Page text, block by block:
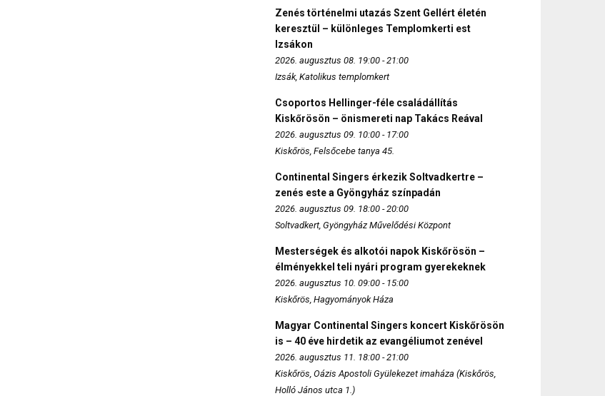
Zenés történelmi utazás Szent Gellért életén
keresztül – különleges Templomkerti est
Izsákon
2026. augusztus 08. 19:00 - 21:00
Izsák, Katolikus templomkert
Csoportos Hellinger-féle családállítás
Kiskőrösön – önismereti nap Takács Reával
2026. augusztus 09. 10:00 - 17:00
Kiskőrös, Felsőcebe tanya 45.
Continental Singers érkezik Soltvadkertre –
zenés este a Gyöngyház színpadán
2026. augusztus 09. 18:00 - 20:00
Soltvadkert, Gyöngyház Művelődési Központ
Mesterségek és alkotói napok Kiskőrösön –
élményekkel teli nyári program gyerekeknek
2026. augusztus 10. 09:00 - 15:00
Kiskőrös, Hagyományok Háza
Magyar Continental Singers koncert Kiskőrösön
is – 40 éve hirdetik az evangéliumot zenével
2026. augusztus 11. 18:00 - 21:00
Kiskőrös, Oázis Apostoli Gyülekezet imaháza (Kiskőrös,
Holló János utca 1.)